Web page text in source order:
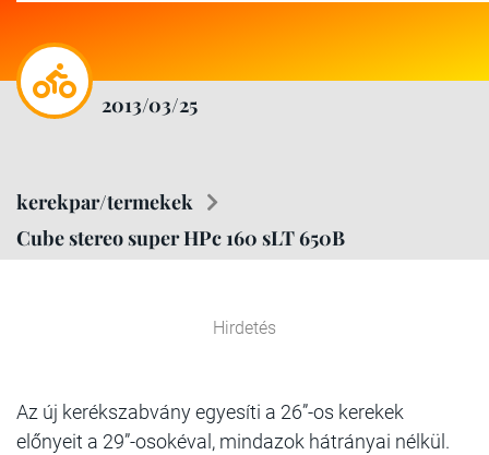
2013/03/25
kerekpar/termekek
Cube stereo super HPc 160 sLT 650B
Hirdetés
Az új kerékszabvány egyesíti a 26”-os kerekek
előnyeit a 29”-osokéval, mindazok hátrányai nélkül.